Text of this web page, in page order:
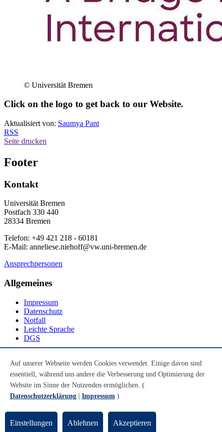
© Universität Bremen
Click on the logo to get back to our Website.
Aktualisiert von: Saumya Pant
RSS
Seite drucken
Footer
Kontakt
Universität Bremen
Postfach 330 440
28334 Bremen
Telefon: +49 421 218 - 60181
E-Mail: anneliese.niehoff@vw.uni-bremen.de
Ansprechpersonen
Allgemeines
Impressum
Datenschutz
Notfall
Leichte Sprache
DGS
Youtube
Instagram
LinkedIn
© Universität Bremen 2026
Auf unserer Webseite werden Cookies verwendet. Einige davon sind
essentiell, während uns andere die Verbesserung und Optimierung der
Website im Sinne der Nutzenden ermöglichen. (
Datenschutzerklärung
Impressum )
Einstellungen Ablehnen Akzeptieren